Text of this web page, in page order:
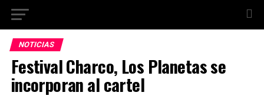
NOTICIAS
Festival Charco, Los Planetas se
incorporan al cartel